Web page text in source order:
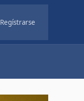
Regístrarse